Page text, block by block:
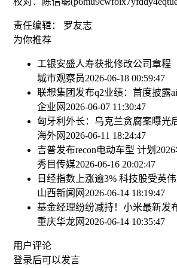
责任编辑： 罗友志
为你推荐
工银安盛人寿获批修改公司章程
城市观察员2026-06-18 00:59:47
联想集团发布q2业绩：首度披露
企业网 2026-06-07 11:30:47
匈牙利外长：乌克兰贪腐案曝光
海外网 2026-06-11 18:24:47
吉普发布recon电动车型 计划
秀目传媒2026-06-16 20:02:47
日经指数上涨逾3% 科技股受英
山西新闻网 2026-06-14 18:19:47
基金经理纷纷减持！小米最新发
重庆华龙网 2026-06-14 10:35:47
用户评论
登录后可以发言